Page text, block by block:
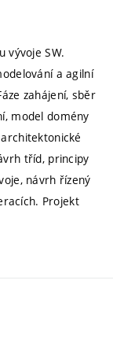
vývoje SW.
a agilní
zahájení, sběr
model domény
tříd, principy
návrh řízený
Projekt